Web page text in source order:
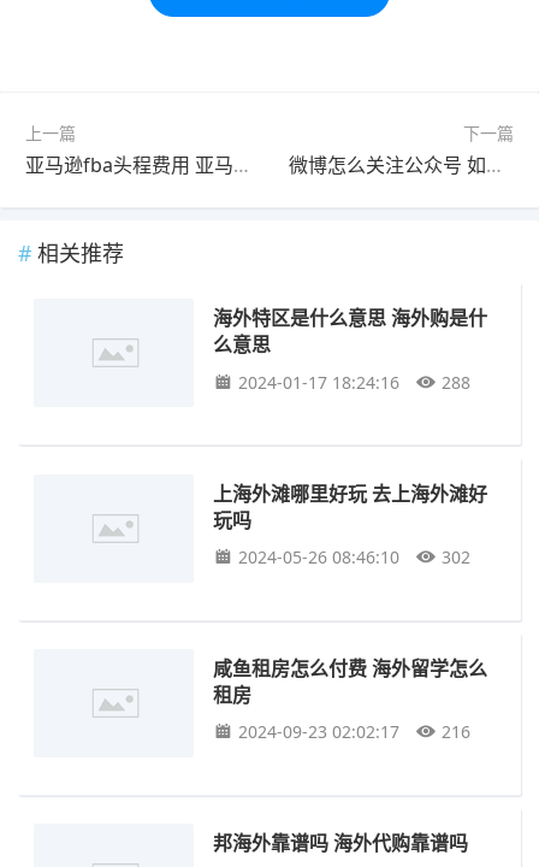
上一篇
亚马逊fba头程费用 亚马逊跨境电商头程费用
下一篇
微博怎么关注公众号 如何关注微博公众号
相关推荐
海外特区是什么意思 海外购是什
么意思
2024-01-17 18:24:16 288
上海外滩哪里好玩 去上海外滩好
玩吗
2024-05-26 08:46:10 302
咸鱼租房怎么付费 海外留学怎么
租房
2024-09-23 02:02:17 216
邦海外靠谱吗 海外代购靠谱吗